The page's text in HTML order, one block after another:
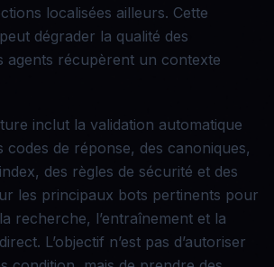
localisées ailleurs. Cette
dégrader la qualité des
agents récupèrent un contexte
inclut la validation automatique
codes de réponse, des canoniques,
des règles de sécurité et des
les principaux bots pertinents pour
recherche, l’entraînement et la
L’objectif n’est pas d’autoriser